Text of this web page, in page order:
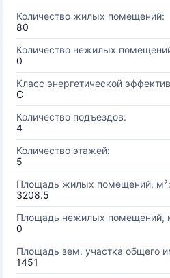
Количество жилых помещений:
80
Количество нежилых
0
Класс энергетической
C
Количество подъездов:
4
Количество этажей:
5
Площадь жилых помещений, м²:
3208.5
Площадь нежилых помещений,
0
Площадь зем. участка общего
1451